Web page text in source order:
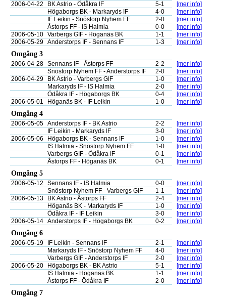
2006-04-22 BK Astrio - Ödåkra IF 5-1
[mer info]
Högaborgs BK - Markaryds IF
4-0
[mer info]
IF Leikin - Snöstorp Nyhem FF
2-0
[mer info]
Åstorps FF - IS Halmia
0-0
[mer info]
2006-05-10 Varbergs GIF - Höganäs BK 1-1
[mer info]
2006-05-29 Anderstorps IF - Sennans IF 1-3 [mer info]
Omgång 3
2006-04-28 Sennans IF - Åstorps FF 2-2
[mer info]
Snöstorp Nyhem FF - Anderstorps IF
2-0
[mer info]
2006-04-29
BK Astrio - Varbergs GIF 1-0
[mer info]
Markaryds IF - IS Halmia
2-0
[mer info]
Ödåkra IF - Högaborgs BK
0-4
[mer info]
2006-05-01
Höganäs BK - IF Leikin 1-0 [mer info]
Omgång 4
2006-05-05 Anderstorps IF - BK Astrio 2-2
[mer info]
IF Leikin - Markaryds IF
3-0
[mer info]
2006-05-06
Högaborgs BK - Sennans IF 1-0
[mer info]
IS Halmia - Snöstorp Nyhem FF
1-0
[mer info]
Varbergs GIF - Ödåkra IF
0-1
[mer info]
Åstorps FF - Höganäs BK
0-1 [mer info]
Omgång 5
2006-05-12 Sennans IF - IS Halmia 0-0
[mer info]
Snöstorp Nyhem FF - Varbergs GIF
1-1
[mer info]
2006-05-13
BK Astrio - Åstorps FF 2-4
[mer info]
Höganäs BK - Markaryds IF
1-0
[mer info]
Ödåkra IF - IF Leikin
3-0
[mer info]
2006-05-14 Anderstorps IF - Högaborgs BK 0-2 [mer info]
Omgång 6
2006-05-19 IF Leikin - Sennans IF 2-1
[mer info]
Markaryds IF - Snöstorp Nyhem FF
4-0
[mer info]
Varbergs GIF - Anderstorps IF
2-0
[mer info]
2006-05-20
Högaborgs BK - BK Astrio 5-1
[mer info]
IS Halmia - Höganäs BK
1-1
[mer info]
Åstorps FF - Ödåkra IF
2-0 [mer info]
Omgång 7